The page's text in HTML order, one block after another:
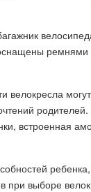
встроенная
при выборе